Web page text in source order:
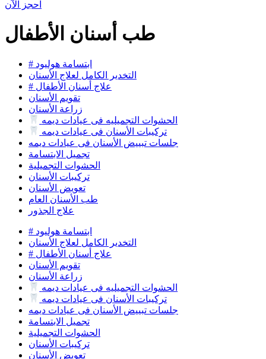
احجز الآن
طب أسنان الأطفال
# ابتسامة هوليود
التخدير الكامل لعلاج الأسنان
# علاج أسنان الأطفال
تقويم الأسنان
زراعة الأسنان
الحشوات التجميليه فى عيادات ديمه
تركيبات الأسنان فى عيادات ديمه
جلسات تبييض الأسنان فى عيادات ديمه
تجميل الابتسامة
الحشوات التجميلية
تركيبات الأسنان
تعويض الأسنان
طب الأسنان العام
علاج الجذور
# ابتسامة هوليود
التخدير الكامل لعلاج الأسنان
# علاج أسنان الأطفال
تقويم الأسنان
زراعة الأسنان
الحشوات التجميليه فى عيادات ديمه
تركيبات الأسنان فى عيادات ديمه
جلسات تبييض الأسنان فى عيادات ديمه
تجميل الابتسامة
الحشوات التجميلية
تركيبات الأسنان
تعويض الأسنان